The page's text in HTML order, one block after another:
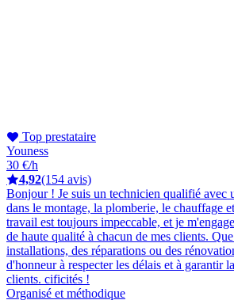
Top prestataire
Youness
30 €/h
4,92(154 avis)
Bonjour ! Je suis un technicien qualifié avec
dans le montage, la plomberie, le chauffage
travail est toujours impeccable, et je
de haute qualité à chacun de mes clients.
installations, des réparations ou des
d'honneur à respecter les délais et à garantir
clients. cificités !
Organisé et méthodique